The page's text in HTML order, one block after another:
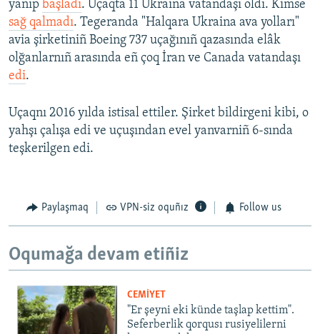
yanıp başladı. Uçaqta 11 Ukraina vatandaşı oldı. Kimse
sağ qalmadı. Tegeranda "Halqara Ukraina ava yolları"
avia şirketiniñ Boeing 737 uçağınıñ qazasında elâk
olğanlarnıñ arasında eñ çoq İran ve Canada vatandaşı
edi.
Uçaqnı 2016 yılda istisal ettiler. Şirket bildirgeni kibi, o
yahşı çalışa edi ve uçuşından evel yanvarniñ 6-sında
teşkerilgen edi.
Paylaşmaq VPN-siz oquñız Follow us
Oqumağa devam etiñiz
CEMİYET
"Er şeyni eki künde taşlap kettim".
Seferberlik qorqusı rusiyelilerni